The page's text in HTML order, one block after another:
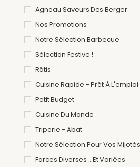
Agneau Saveurs Des Berger
Nos Promotions
Notre Sélection Barbecue
Sélection Festive !
Rôtis
Cuisine Rapide - Prêt À
Petit Budget
Cuisine Du Monde
Triperie - Abat
Notre Sélection Pour Vos Mijotés
Farces Diverses ...et Variées